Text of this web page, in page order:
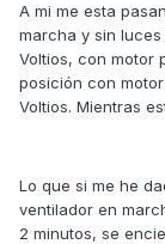
A mi me esta
marcha y sin
Voltios, con motor
posición con
Voltios. Mientras
Lo que si me he
ventilador en
2 minutos, se